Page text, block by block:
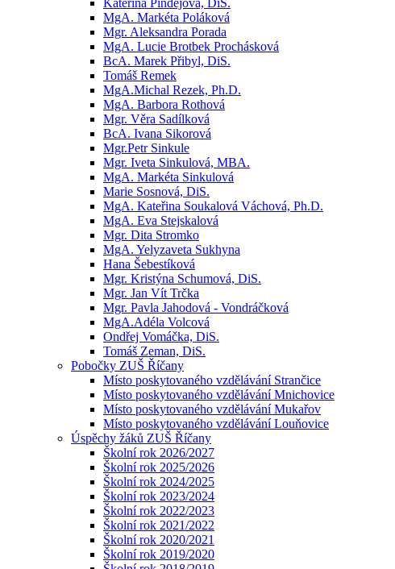
Kateřina Pindejová, DiS.
MgA. Markéta Poláková
Mgr. Aleksandra Porada
MgA. Lucie Brotbek Prochásková
BcA. Marek Přibyl, DiS.
Tomáš Remek
MgA.Michal Rezek, Ph.D.
MgA. Barbora Rothová
Mgr. Věra Sadílková
BcA. Ivana Sikorová
Mgr.Petr Sinkule
Mgr. Iveta Sinkulová, MBA.
MgA. Markéta Sinkulová
Marie Sosnová, DiS.
MgA. Kateřina Soukalová Váchová, Ph.D.
MgA. Eva Stejskalová
Mgr. Dita Stromko
MgA. Yelyzaveta Sukhyna
Hana Šebestíková
Mgr. Kristýna Schumová, DiS.
Mgr. Jan Vít Trčka
Mgr. Pavla Jahodová - Vondráčková
MgA.Adéla Volcová
Ondřej Vomáčka, DiS.
Tomáš Zeman, DiS.
Pobočky ZUŠ Říčany
Místo poskytovaného vzdělávání Strančice
Místo poskytovaného vzdělávání Mnichovice
Místo poskytovaného vzdělávání Mukařov
Místo poskytovaného vzdělávání Louňovice
Úspěchy žáků ZUŠ Říčany
Školní rok 2026/2027
Školní rok 2025/2026
Školní rok 2024/2025
Školní rok 2023/2024
Školní rok 2022/2023
Školní rok 2021/2022
Školní rok 2020/2021
Školní rok 2019/2020